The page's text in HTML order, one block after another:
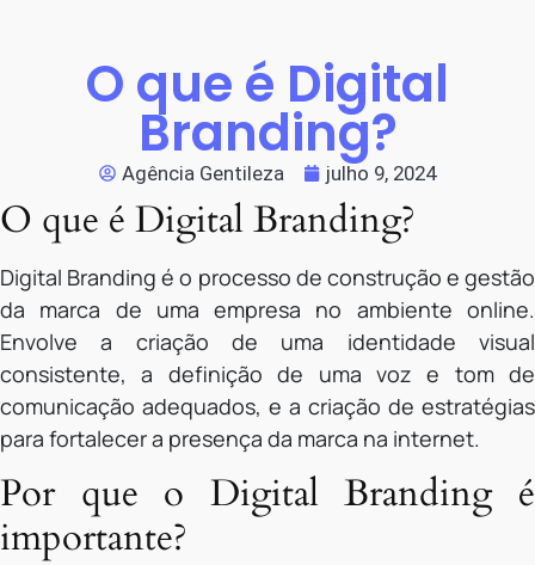
O que é Digital
Branding?
Agência Gentileza julho 9, 2024
O que é Digital Branding?
Digital Branding é o processo de construção e gestão
da marca de uma empresa no ambiente online.
Envolve a criação de uma identidade visual
consistente, a definição de uma voz e tom de
comunicação adequados, e a criação de estratégias
para fortalecer a presença da marca na internet.
Por que o Digital Branding é
importante?